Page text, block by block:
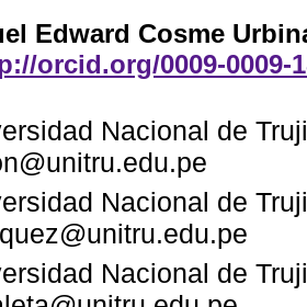
Edward Cosme
orcid.org/0009-0009-
Nacional de
Nacional de
Nacional de